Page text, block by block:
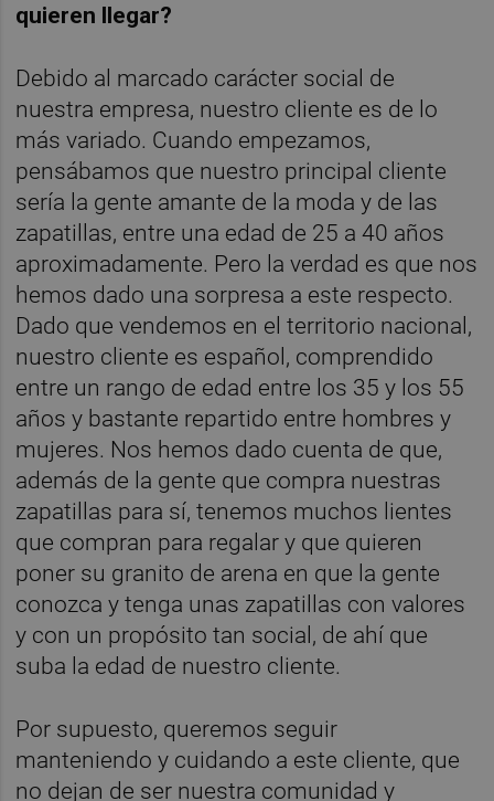
quieren llegar?
Debido al marcado carácter social de
nuestra empresa, nuestro cliente es de lo
más variado. Cuando empezamos,
pensábamos que nuestro principal cliente
sería la gente amante de la moda y de las
zapatillas, entre una edad de 25 a 40 años
aproximadamente. Pero la verdad es que nos
hemos dado una sorpresa a este respecto.
Dado que vendemos en el territorio nacional,
nuestro cliente es español, comprendido
entre un rango de edad entre los 35 y los 55
años y bastante repartido entre hombres y
mujeres. Nos hemos dado cuenta de que,
además de la gente que compra nuestras
zapatillas para sí, tenemos muchos lientes
que compran para regalar y que quieren
poner su granito de arena en que la gente
conozca y tenga unas zapatillas con valores
y con un propósito tan social, de ahí que
suba la edad de nuestro cliente.
Por supuesto, queremos seguir
manteniendo y cuidando a este cliente, que
no dejan de ser nuestra comunidad y